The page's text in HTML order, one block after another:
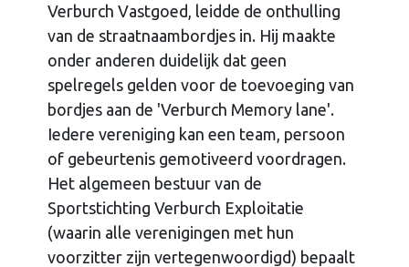
Verburch Vastgoed, leidde de onthulling
van de straatnaambordjes in. Hij maakte
onder anderen duidelijk dat geen
spelregels gelden voor de toevoeging van
bordjes aan de 'Verburch Memory lane'.
Iedere vereniging kan een team, persoon
of gebeurtenis gemotiveerd voordragen.
Het algemeen bestuur van de
Sportstichting Verburch Exploitatie
(waarin alle verenigingen met hun
voorzitter zijn vertegenwoordigd) bepaalt